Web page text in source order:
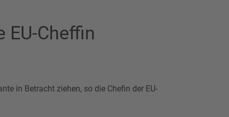
Cheffin
in Betracht ziehen, so die Chefin der EU-